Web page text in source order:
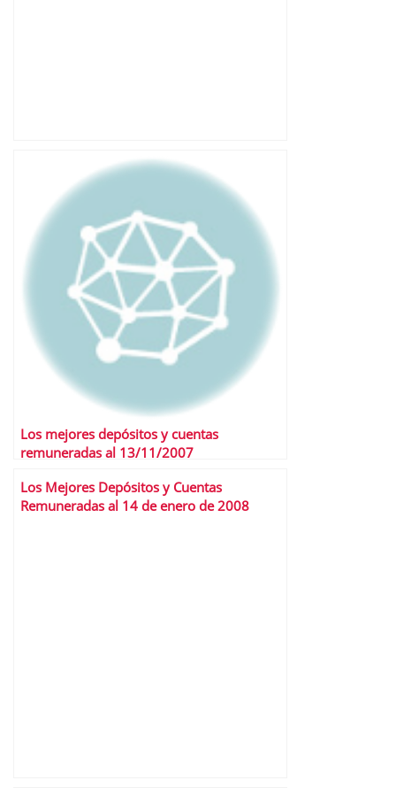
Los mejores depósitos y cuentas
remuneradas al 13/11/2007
Los Mejores Depósitos y Cuentas
Remuneradas al 14 de enero de 2008